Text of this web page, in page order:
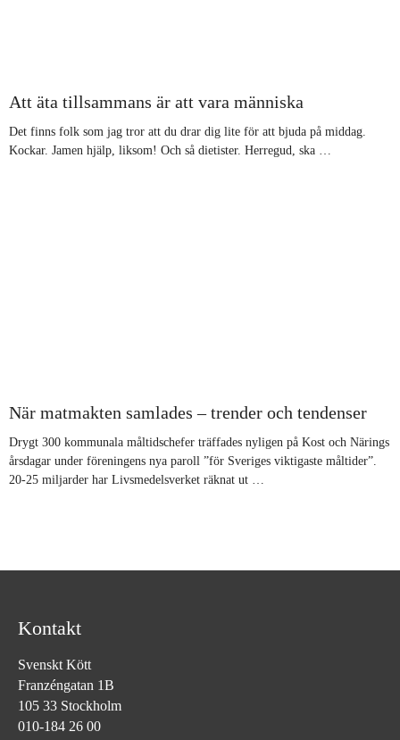
Att äta tillsammans är att vara människa
Det finns folk som jag tror att du drar dig lite för att bjuda på middag.
Kockar. Jamen hjälp, liksom! Och så dietister. Herregud, ska …
När matmakten samlades – trender och tendenser
Drygt 300 kommunala måltidschefer träffades nyligen på Kost och Närings
årsdagar under föreningens nya paroll ”för Sveriges viktigaste måltider”.
20-25 miljarder har Livsmedelsverket räknat ut …
Kontakt
Svenskt Kött
Franzéngatan 1B
105 33 Stockholm
010-184 26 00